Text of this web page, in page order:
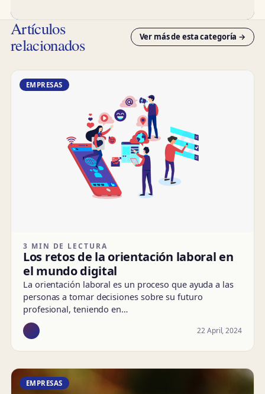
Artículos
relacionados Ver más de esta categoría →
EMPRESAS
3 MIN DE LECTURA
Los retos de la orientación laboral en
el mundo digital
La orientación laboral es un proceso que ayuda a las
personas a tomar decisiones sobre su futuro
profesional, teniendo en…
22 April, 2024
EMPRESAS